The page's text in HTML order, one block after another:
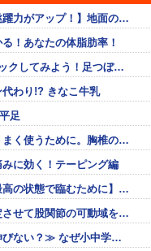
輪を前に山縣選手を知
る！
躍力がアップ！】地面の…
！あなたの体脂肪率！
クしてみよう！足つぼ…
代わり!? きなこ牛乳
足
まく使うために。胸椎の…
みに効く！テーピング編
高の状態で臨むために】…
させて股関節の可動域を…
ない？≫ なぜ小中学…